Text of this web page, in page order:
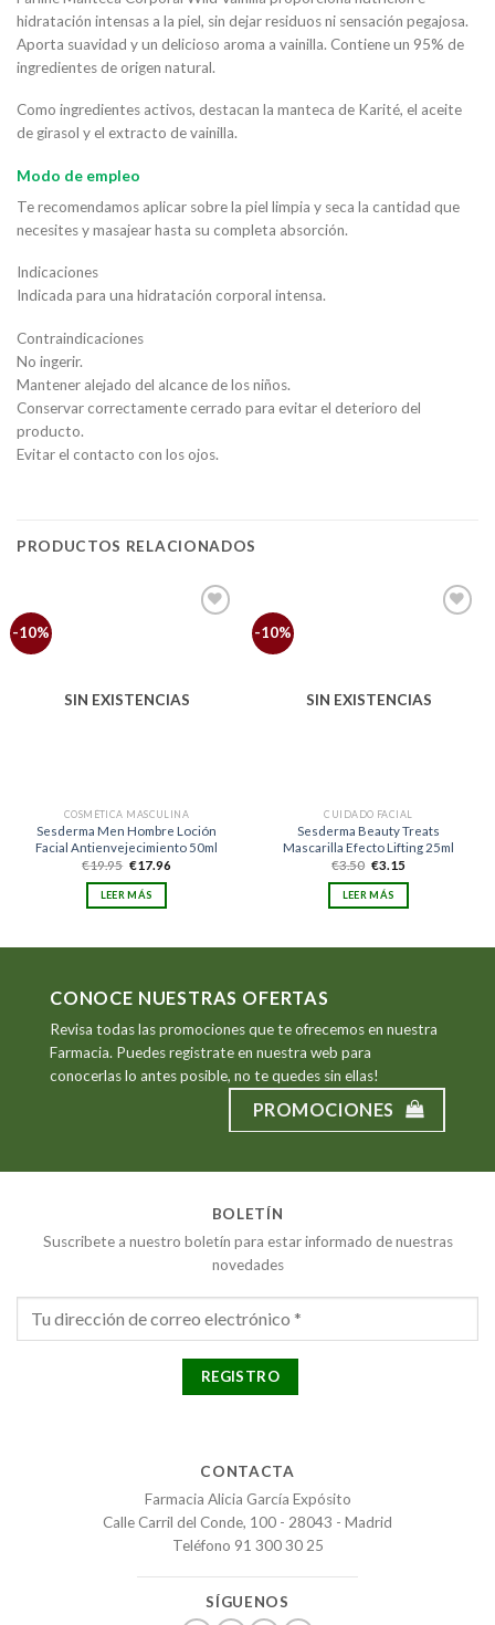
hidratación intensas a la piel, sin dejar residuos ni sensación pegajosa.
Aporta suavidad y un delicioso aroma a vainilla. Contiene un 95% de
ingredientes de origen natural.
Como ingredientes activos, destacan la manteca de Karité, el aceite
de girasol y el extracto de vainilla.
Modo de empleo
Te recomendamos aplicar sobre la piel limpia y seca la cantidad que
necesites y masajear hasta su completa absorción.
Indicaciones
Indicada para una hidratación corporal intensa.
Contraindicaciones
No ingerir.
Mantener alejado del alcance de los niños.
Conservar correctamente cerrado para evitar el deterioro del
producto.
Evitar el contacto con los ojos.
PRODUCTOS RELACIONADOS
-10%
SIN EXISTENCIAS
COSMÉTICA MASCULINA
Sesderma Men Hombre Loción
Facial Antienvejecimiento 50ml
€19.95 El
original
era:
€19.95.
€17.96El
LEER MÁS
-10%
SIN EXISTENCIAS
CUIDADO FACIAL
Sesderma Beauty Treats
Mascarilla Efecto Lifting 25ml
€3.50 El
original
era:
€3.50.
€3.15El
actual
€3.15.
LEER MÁS
CONOCE NUESTRAS OFERTAS
Revisa todas las promociones que te ofrecemos en nuestra
Farmacia. Puedes registrate en nuestra web para
conocerlas lo antes posible, no te quedes sin ellas!
PROMOCIONES
BOLETÍN
Suscribete a nuestro boletín para estar informado de nuestras
novedades
CONTACTA
Farmacia Alicia García Expósito
Calle Carril del Conde, 100 - 28043 - Madrid
Teléfono 91 300 30 25
SÍGUENOS